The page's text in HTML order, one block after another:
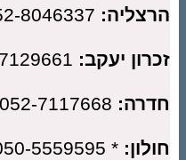
052-8046337
יעקב:052-7129661
052-7117668
* 050-5559595